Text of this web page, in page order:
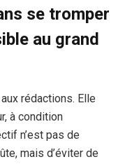
se tromper
au grand
rédactions. Elle
à condition
n’est pas de
mais d’éviter de